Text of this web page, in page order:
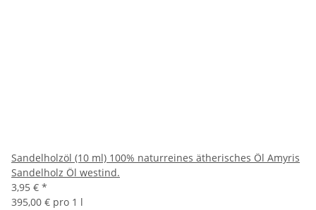
Sandelholzöl (10 ml) 100% naturreines ätherisches Öl Amyris
Sandelholz Öl westind.
3,95 € *
395,00 € pro 1 l